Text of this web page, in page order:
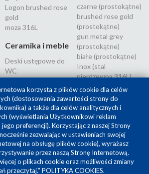
Logon brushed rose
gold
moza 316L
Ceramika i meble
Deski ustępowe do
WC
czarne (prostokątne)
brushed rose gold
(prostokątne)
gun metal grey
(prostokątne)
białe (prostokątne)
Inox (stal
nierdzewna 316L)
i realizacja SilverCube
korzysta z plików cookie dla celów
(dostosowania zawartości strony do
a także dla celów analitycznych i
(wyświetlania Użytkownikowi reklam
preferencji). Korzystając z naszej Strony
zezwalając w ustawieniach swojej
na obsługę plików cookie), wyrażasz
przez naszą Stronę Internetową.
o plikach cookie oraz możliwości zmiany
przeczytaj.” POLITYKA COOKIES.